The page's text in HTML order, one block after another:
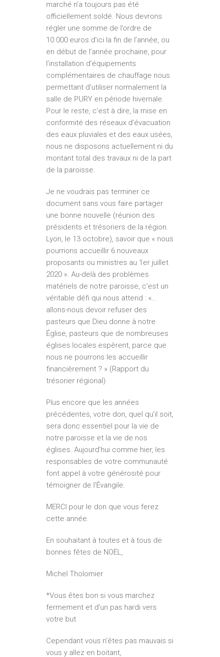
marché n’a toujours pas été
officiellement soldé. Nous devrons
régler une somme de l’ordre de
10 000 euros d’ici la fin de l’année, ou
en début de l’année prochaine, pour
l’installation d’équipements
complémentaires de chauffage nous
permettant d’utiliser normalement la
salle de PURY en période hivernale.
Pour le reste, c’est à dire, la mise en
conformité des réseaux d’évacuation
des eaux pluviales et des eaux usées,
nous ne disposons actuellement ni du
montant total des travaux ni de la part
de la paroisse.
Je ne voudrais pas terminer ce
document sans vous faire partager
une bonne nouvelle (réunion des
présidents et trésoriers de la région.
Lyon, le 13 octobre), savoir que « nous
pourrions accueillir 6 nouveaux
proposants ou ministres au 1er juillet
2020 ». Au-delà des problèmes
matériels de notre paroisse, c’est un
véritable défi qui nous attend : «…
allons-nous devoir refuser des
pasteurs que Dieu donne à notre
Église, pasteurs que de nombreuses
églises locales espèrent, parce que
nous ne pourrons les accueillir
financièrement ? » (Rapport du
trésorier régional)
Plus encore que les années
précédentes, votre don, quel qu’il soit,
sera donc essentiel pour la vie de
notre paroisse et la vie de nos
églises. Aujourd’hui comme hier, les
responsables de votre communauté
font appel à votre générosité pour
témoigner de l’Évangile.
MERCI pour le don que vous ferez
cette année.
En souhaitant à toutes et à tous de
bonnes fêtes de NOËL,
Michel Tholomier
*Vous êtes bon si vous marchez
fermement et d’un pas hardi vers
votre but
Cependant vous n’êtes pas mauvais si
vous y allez en boitant,